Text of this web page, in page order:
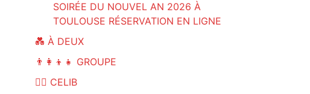
SOIRÉE DU NOUVEL AN 2026 À
TOULOUSE RÉSERVATION EN LIGNE
💑 À DEUX
👨‍👩‍👦‍👧 GROUPE
👱‍♂️ CELIB